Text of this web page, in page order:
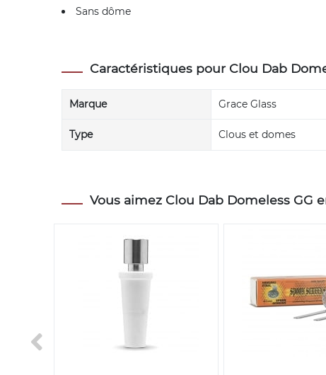
Sans dôme
Caractéristiques pour Clou Dab
Marque Grace Glass
Type Clous et domes
Vous aimez Clou Dab Domeless GG